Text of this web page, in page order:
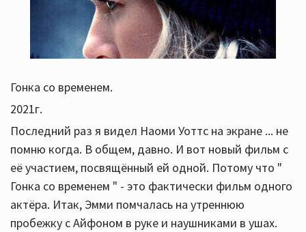
Гонка со временем.
2021г.
Последний раз я видел Наоми Уоттс на экране ... не
помню когда. В общем, давно. И вот новый фильм с
её участием, посвящённый ей одной. Потому что "
Гонка со временем " - это фактически фильм одного
актёра. Итак, Эмми помчалась на утреннюю
пробежку с Айфоном в руке и наушниками в ушах.